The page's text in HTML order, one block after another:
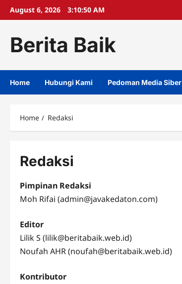
SkipAugust 6, 2026 3:10:51 AM
Berita Baik
Home Hubungi Kami Pedoman Media Siber
Home Redaksi
Redaksi
Pimpinan Redaksi
Moh Rifai (admin@javakedaton.com)
Editor
Lilik S (lilik@beritabaik.web.id)
Noufah AHR (noufah@beritabaik.web.id)
Kontributor